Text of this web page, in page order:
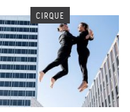
CIRQUE